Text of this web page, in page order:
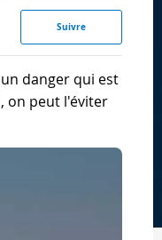
Suivre
danger qui est
on peut l'éviter